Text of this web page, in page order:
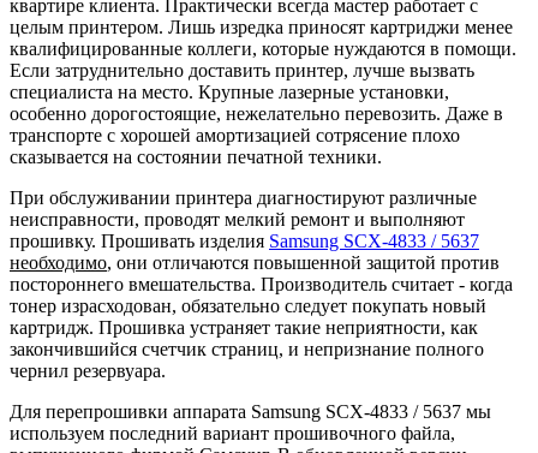
квартире клиента. Практически всегда мастер работает с
целым принтером. Лишь изредка приносят картриджи менее
квалифицированные коллеги, которые нуждаются в помощи.
Если затруднительно доставить принтер, лучше вызвать
специалиста на место. Крупные лазерные установки,
особенно дорогостоящие, нежелательно перевозить. Даже в
транспорте с хорошей амортизацией сотрясение плохо
сказывается на состоянии печатной техники.
При обслуживании принтера диагностируют различные
неисправности, проводят мелкий ремонт и выполняют
прошивку. Прошивать изделия Samsung SCX-4833 / 5637
необходимо, они отличаются повышенной защитой против
постороннего вмешательства. Производитель считает - когда
тонер израсходован, обязательно следует покупать новый
картридж. Прошивка устраняет такие неприятности, как
закончившийся счетчик страниц, и непризнание полного
чернил резервуара.
Для перепрошивки аппарата Samsung SCX-4833 / 5637 мы
используем последний вариант прошивочного файла,